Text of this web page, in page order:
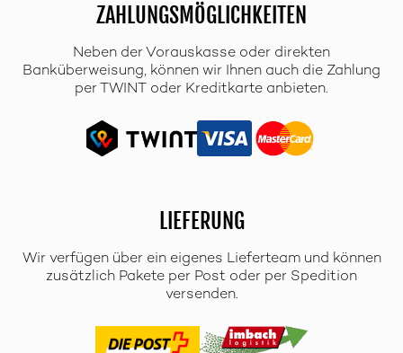
ZAHLUNGSMÖGLICHKEITEN
Neben der Vorauskasse oder direkten
Banküberweisung, können wir Ihnen auch die Zahlung
per TWINT oder Kreditkarte anbieten.
LIEFERUNG
Wir verfügen über ein eigenes Lieferteam und können
zusätzlich Pakete per Post oder per Spedition
versenden.